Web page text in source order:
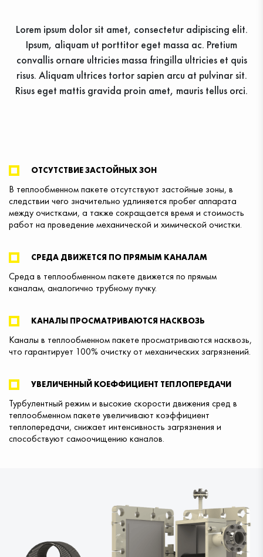
Lorem ipsum dolor sit amet, consectetur adipiscing elit.
Ipsum, aliquam ut porttitor eget massa ac. Pretium
convallis ornare ultricies massa fringilla ultricies et quis
risus. Aliquam ultrices tortor sapien arcu at pulvinar sit.
Risus eget mattis gravida proin amet, mauris tellus orci.
ОТСУТСТВИЕ ЗАСТОЙНЫХ ЗОН
В теплообменном пакете отсутствуют застойные зоны, в
следствии чего значительно удлиняется пробег аппарата
между очистками, а также сокращается время и стоимость
работ на проведение механической и химической очистки.
СРЕДА ДВИЖЕТСЯ ПО ПРЯМЫМ КАНАЛАМ
Среда в теплообменном пакете движется по прямым
каналам, аналогично трубному пучку.
КАНАЛЫ ПРОСМАТРИВАЮТСЯ НАСКВОЗЬ
Каналы в теплообменном пакете просматриваются насквозь,
что гарантирует 100% очистку от механических загрязнений.
УВЕЛИЧЕННЫЙ КОЕФФИЦИЕНТ ТЕПЛОПЕРЕДАЧИ
Турбулентный режим и высокие скорости движения сред в
теплообменном пакете увеличивают коэффициент
теплопередачи, снижает интенсивность загрязнения и
способствуют самоочищению каналов.
Ваші контактні дані не будуть